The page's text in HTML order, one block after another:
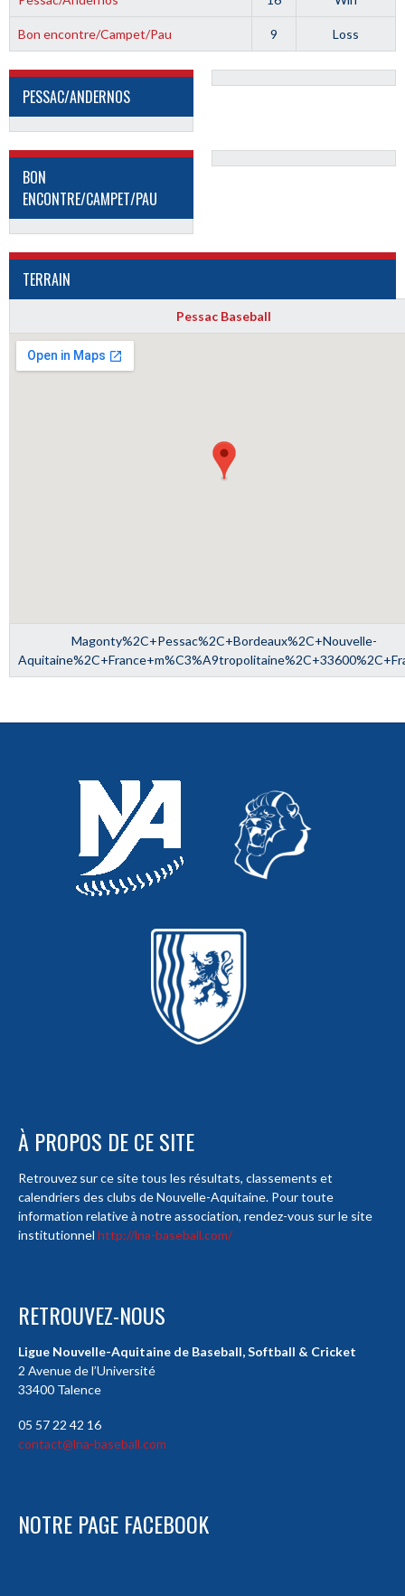
Bon encontre/Campet/Pau 9 Loss
PESSAC/ANDERNOS
BON
ENCONTRE/CAMPET/PAU
TERRAIN
Pessac Baseball
Magonty%2C+Pessac%2C+Bordeaux%2C+Nouvelle-
À PROPOS DE CE SITE
Retrouvez sur ce site tous les résultats, classements et
calendriers des clubs de Nouvelle-Aquitaine. Pour toute
information relative à notre association, rendez-vous sur le site
institutionnel http://lna-baseball.com/
RETROUVEZ-NOUS
Ligue Nouvelle-Aquitaine de Baseball, Softball & Cricket
2 Avenue de l’Université
33400 Talence
05 57 22 42 16
contact@lna-baseball.com
NOTRE PAGE FACEBOOK